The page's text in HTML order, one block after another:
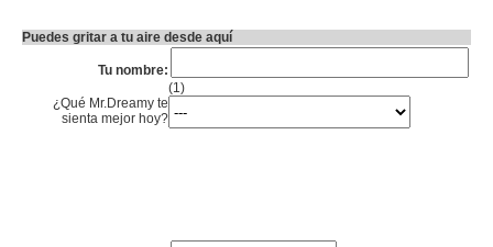
Puedes gritar a tu aire desde aquí
Tu nombre:
(1)
¿Qué Mr.Dreamy te
sienta mejor hoy?